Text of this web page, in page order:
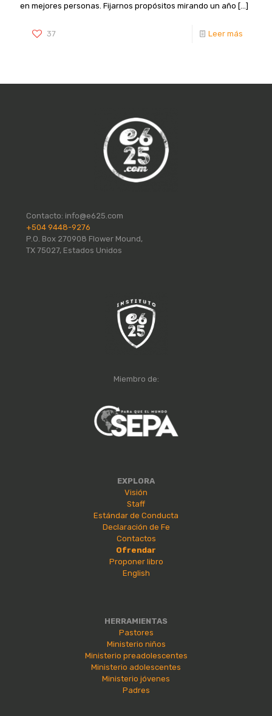
en mejores personas. Fijarnos propósitos mirando un año […]
37 Leer más
Contacto: info@e625.com
+504 9448-9276
P.O. Box 270908 Flower Mound,
TX 75027, Estados Unidos
Miembro de:
EXPLORA
Visión
Staff
Estándar de Conducta
Declaración de Fe
Contactos
Ofrendar
Proponer libro
English
HERRAMIENTAS
Pastores
Ministerio niños
Ministerio preadolescentes
Ministerio adolescentes
Ministerio jóvenes
Padres